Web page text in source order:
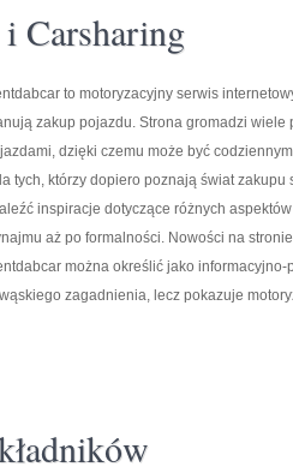
Carsharing
to motoryzacyjny serwis
zakup pojazdu. Strona gromadzi wiele
dzięki czemu może być
tych, którzy dopiero poznają świat zakupu
inspiracje dotyczące różnych
aż po formalności. Nowości na
można określić jako
zagadnienia, lecz pokazuje